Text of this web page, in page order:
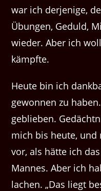
war ich derjenige,
Übungen, Geduld,
wieder. Aber ich
kämpfte.
Heute bin ich
gewonnen zu
geblieben.
mich bis heute,
vor, als hätte ich
Mannes. Aber ich
lachen. „Das liegt